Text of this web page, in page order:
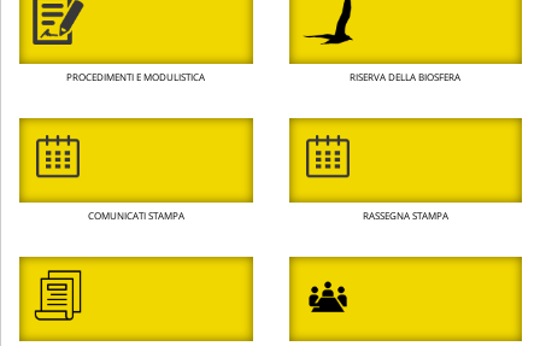
PROCEDIMENTI E MODULISTICA RISERVA DELLA BIOSFERA
COMUNICATI STAMPA RASSEGNA STAMPA